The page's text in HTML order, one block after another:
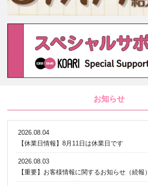
お知らせ
2026.08.04
【休業日情報】8月11日は休業日です
2026.08.03
【重要】お客様情報に関するお知らせ（続報）